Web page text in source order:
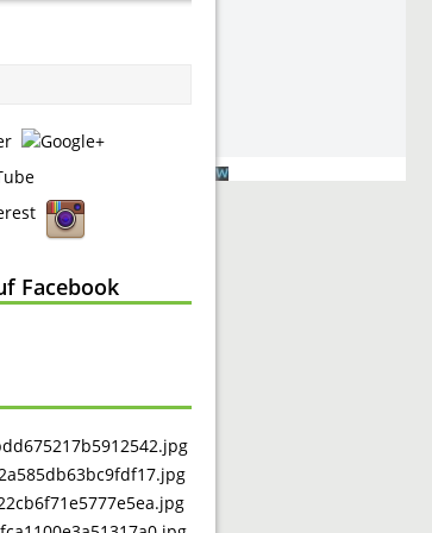
Facebook